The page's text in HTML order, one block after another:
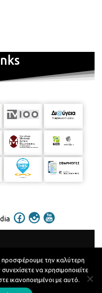
προσφέρουμε την καλύτερη
να χρησιμοποιείτε
ικανοποιημένοι με αυτό.